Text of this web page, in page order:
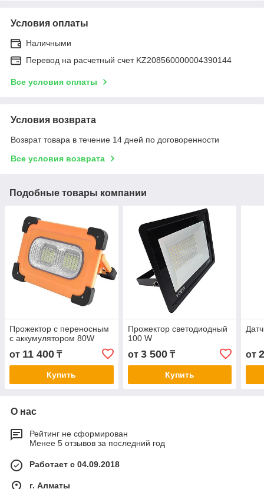
Условия оплаты
Наличными
Перевод на расчетный счет KZ208560000004390144
Все условия оплаты
Условия возврата
Возврат товара в течение 14 дней по договоренности
Все условия возврата
Подобные товары компании
Прожектор с переносным
с аккумулятором 80W
от 11 400 ₸
Купить
Прожектор светодиодный
100 W
от 3 500₸
Купить
от
О нас
Рейтинг не сформирован
Менее 5 отзывов за последний год
Работает с 04.09.2018
г. Алматы